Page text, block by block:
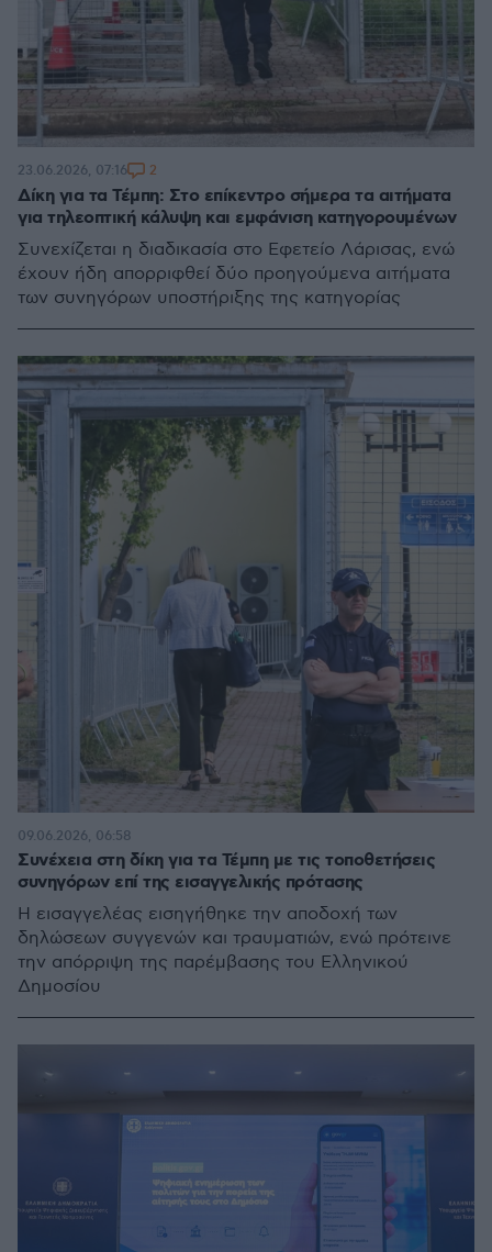
Δίκη για τα Τέμπη: Στο επίκεντρο σήμερα τα αιτήματα
για τηλεοπτική κάλυψη και εμφάνιση κατηγορουμένων
Συνεχίζεται η διαδικασία στο Εφετείο Λάρισας, ενώ
έχουν ήδη απορριφθεί δύο προηγούμενα αιτήματα
των συνηγόρων υποστήριξης της κατηγορίας
23.06.2026, 07:16 2
Συνέχεια στη δίκη για τα Τέμπη με τις τοποθετήσεις
συνηγόρων επί της εισαγγελικής πρότασης
Η εισαγγελέας εισηγήθηκε την αποδοχή των
δηλώσεων συγγενών και τραυματιών, ενώ πρότεινε
την απόρριψη της παρέμβασης του Ελληνικού
Δημοσίου
09.06.2026, 06:58